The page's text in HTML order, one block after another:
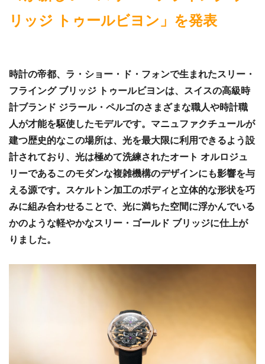
リッジ トゥールビヨン」を発表
時計の帝都、ラ・ショー・ド・フォンで生まれたスリー・
フライング ブリッジ トゥールビヨンは、スイスの高級時
計ブランド ジラール・ペルゴのさまざまな職人や時計職
人が才能を駆使したモデルです。マニュファクチュールが
建つ歴史的なこの場所は、光を最大限に利用できるよう設
計されており、光は極めて洗練されたオート オルロジュ
リーであるこのモダンな複雑機構のデザインにも影響を与
える源です。スケルトン加工のボディと立体的な形状を巧
みに組み合わせることで、光に満ちた空間に浮かんでいる
かのような軽やかなスリー・ゴールド ブリッジに仕上が
りました。